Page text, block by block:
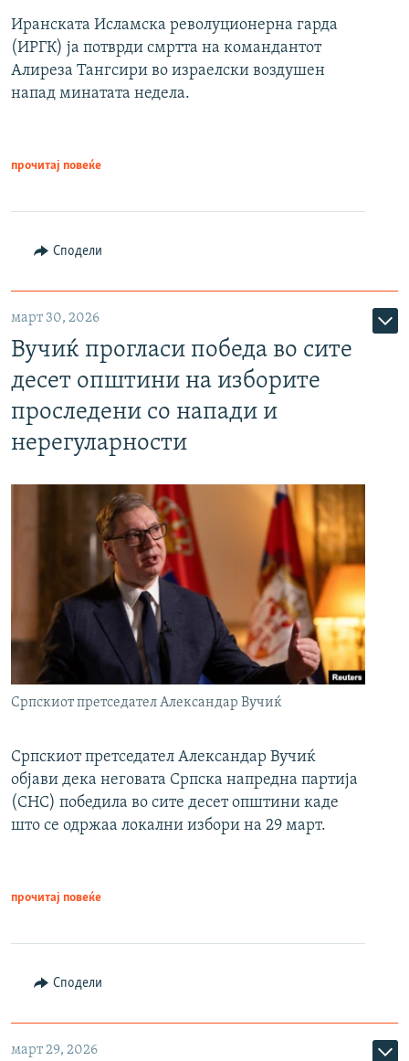
Иранската Исламска револуционерна гарда
(ИРГК) ја потврди смртта на командантот
Алиреза Тангсири во израелски воздушен
напад минатата недела.
прочитај повеќе
Сподели
март 30, 2026
Вучиќ прогласи победа во сите
десет општини на изборите
проследени со напади и
нерегуларности
Српскиот претседател Александар Вучиќ
Српскиот претседател Александар Вучиќ
објави дека неговата Српска напредна партија
(СНС) победила во сите десет општини каде
што се одржаа локални избори на 29 март.
прочитај повеќе
Сподели
март 29, 2026